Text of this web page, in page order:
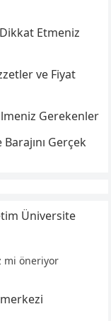
Etmeniz
ve Fiyat
Gerekenler
Gerçek
Üniversite
mi öneriyor